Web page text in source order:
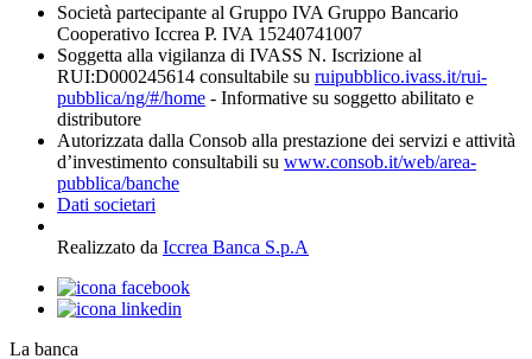
Società partecipante al Gruppo IVA Gruppo Bancario
Cooperativo Iccrea P. IVA 15240741007
Soggetta alla vigilanza di IVASS N. Iscrizione al
RUI:D000245614 consultabile su ruipubblico.ivass.it/rui-
pubblica/ng/#/home - Informative su soggetto abilitato e
distributore
Autorizzata dalla Consob alla prestazione dei servizi e attività
d’investimento consultabili su www.consob.it/web/area-
pubblica/banche
Dati societari
Realizzato da Iccrea Banca S.p.A
La banca